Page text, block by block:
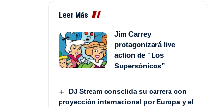
Leer Más
Jim Carrey
protagonizará live
action de “Los
Supersónicos”
DJ Stream consolida su carrera con
proyección internacional por Europa y el